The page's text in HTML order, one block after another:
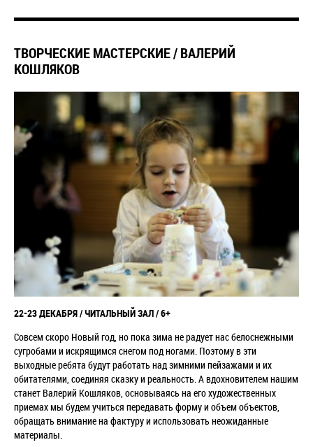
ТВОРЧЕСКИЕ МАСТЕРСКИЕ / ВАЛЕРИЙ
КОШЛЯКОВ
22-23 ДЕКАБРЯ / ЧИТАЛЬНЫЙ ЗАЛ / 6+
Совсем скоро Новый год, но пока зима не радует нас белоснежными
сугробами и искрящимся снегом под ногами. Поэтому в эти
выходные ребята будут работать над зимними пейзажами и их
обитателями, соединяя сказку и реальность. А вдохновителем нашим
станет Валерий Кошляков, основываясь на его художественных
приемах мы будем учиться передавать форму и объем объектов,
обращать внимание на фактуру и использовать неожиданные
материалы.